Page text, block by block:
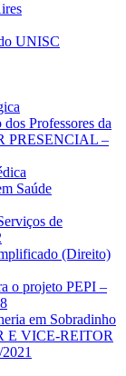
UNISC
Professores da
PRESENCIAL –
Saúde
de
(Direito)
o projeto PEPI –
em Sobradinho
E VICE-REITOR